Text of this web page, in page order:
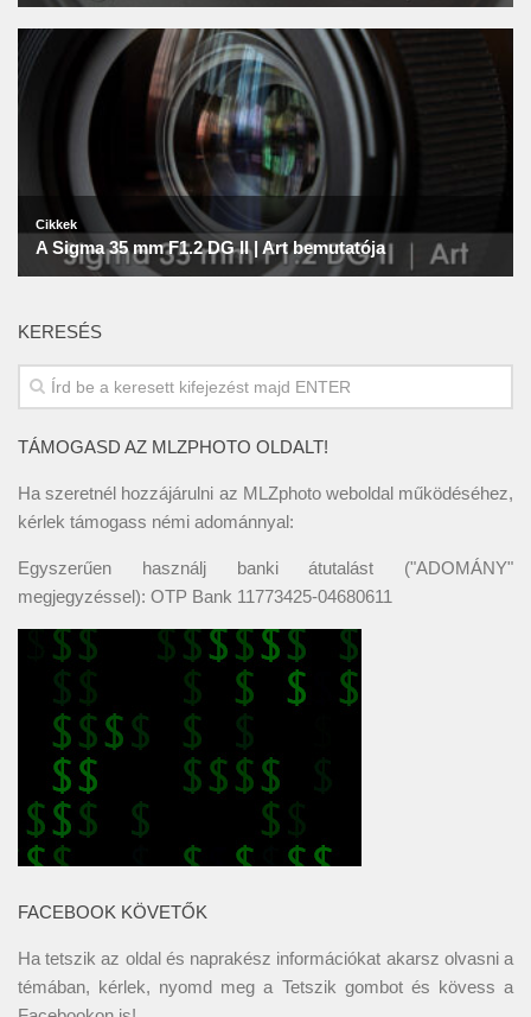
KERESÉS
TÁMOGASD AZ MLZPHOTO OLDALT!
Ha szeretnél hozzájárulni az MLZphoto weboldal működéséhez,
kérlek támogass némi adománnyal:
Egyszerűen használj banki átutalást ("ADOMÁNY"
megjegyzéssel): OTP Bank 11773425-04680611
FACEBOOK KÖVETŐK
Ha tetszik az oldal és naprakész információkat akarsz olvasni a
témában, kérlek, nyomd meg a Tetszik gombot és kövess a